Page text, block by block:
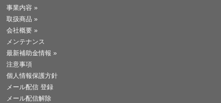
事業内容 »
取扱商品 »
会社概要 »
メンテナンス
最新補助金情報 »
注意事項
個人情報保護方針
メール配信 登録
メール配信解除